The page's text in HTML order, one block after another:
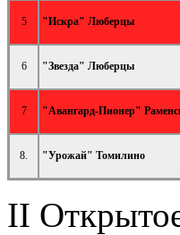
5 "Искра" Люберцы
6 "Звезда" Люберцы
7 "Авангард-Пионер"
8. "Урожай" Томилино
II